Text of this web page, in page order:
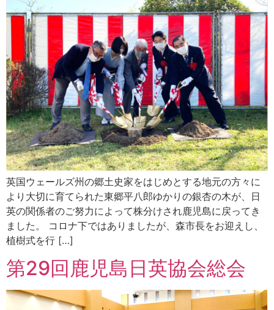
英国ウェールズ州の郷土史家をはじめとする地元の方々に
より大切に育てられた東郷平八郎ゆかりの銀杏の木が、日
英の関係者のご努力によって株分けされ鹿児島に戻ってき
ました。 コロナ下ではありましたが、森市長をお迎えし、
植樹式を行 […]
第29回鹿児島日英協会総会